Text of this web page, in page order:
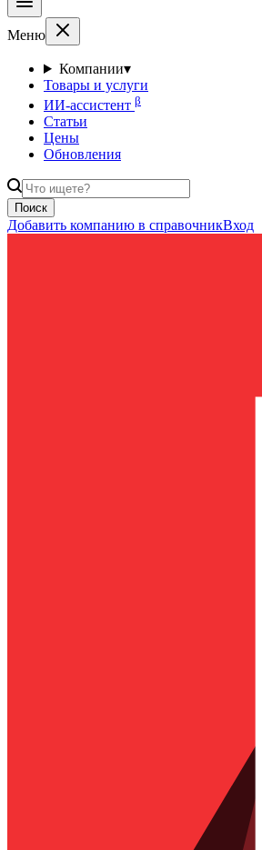
Меню
Компании▾
Товары и услуги
ИИ-ассистент β
Статьи
Цены
Обновления
Поиск
Добавить компанию в справочникВход